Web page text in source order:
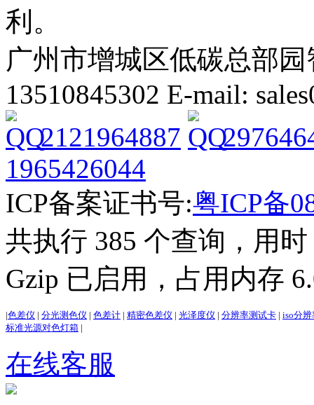
利。
广州市增城区低碳总部
13510845302 E-mail:
2121964887
1965426044
ICP备案证书号:粤ICP备
共执行 385 个查询，用
Gzip 已启用，占用内存
|色差仪 | 分光测色仪 | 色差计 | 精密色差仪 | 光泽度仪 | 分辨率测试卡 | iso分
标准光源对色灯箱 |
在线客服